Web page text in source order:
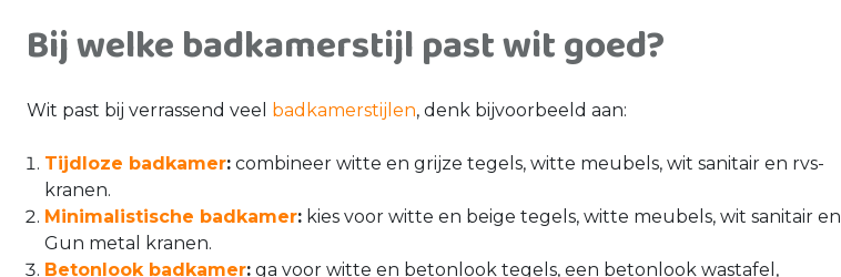
Bij welke badkamerstijl past wit goed?
Wit past bij verrassend veel badkamerstijlen, denk bijvoorbeeld aan:
Tijdloze badkamer: combineer witte en grijze tegels, witte meubels, wit sanitair en rvs-
kranen.
Minimalistische badkamer: kies voor witte en beige tegels, witte meubels, wit sanitair en
Gun metal kranen.
Betonlook badkamer: ga voor witte en betonlook tegels, een betonlook wastafel,